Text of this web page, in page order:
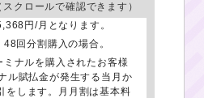
クロールで確認できます）
円/月となります。
回分割購入の場合。
ミナルを購入されたお客様
ル賦払金が発生する当月か
をします。月月割は基本料